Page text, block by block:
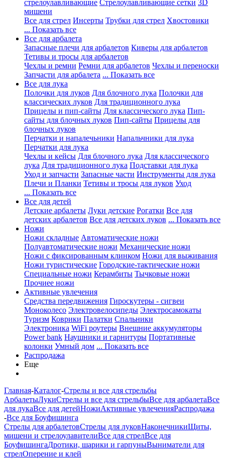
стрелоулавливающие Стрелоулавливающие сетки 3D
мишени
Все для стрел Инсерты Трубки для стрел Хвостовики
... Показать все
Все для арбалета
Запасные плечи для арбалетов Киверы для арбалетов
Тетивы и тросы для арбалетов
Чехлы и ремни Ремни для арбалетов Чехлы и переноски
Запчасти для арбалета ... Показать все
Все для лука
Полочки для луков Для блочного лука Полочки для
классических луков Для традиционного лука
Прицелы и пип-сайты Для классического лука Пип-
сайты для блочных луков Пип-сайты Прицелы для
блочных луков
Перчатки и напалечьники Напальчники для лука
Перчатки для лука
Чехлы и кейсы Для блочного лука Для классического
лука Для традиционного лука Подставки для лука
Уход и запчасти Запасные части Инструменты для лука
Плечи и Планки Тетивы и тросы для луков Уход
... Показать все
Все для детей
Детские арбалеты Луки детские Рогатки Все для
детских арбалетов Все для детских луков ... Показать все
Ножи
Ножи складные Автоматические ножи
Полуавтоматические ножи Механические ножи
Ножи с фиксированным клинком Ножи для выживания
Ножи туристические Городские-тактические ножи
Специальные ножи Керамбиты Тычковые ножи
Прочиее ножи
Активные увлечения
Средства передвижения Гироскутеры - сигвеи
Моноколесо Электровелосипеды Электросамокаты
Туризм Коврики Палатки Спальники
Электроника WiFi роутеры Внешние аккумуляторы
Power bank Наушники и гарнитуры Портативные
колонки Умный дом ... Показать все
Распродажа
Еще
Главная-Каталог-Стрелы и все для стрельбы
АрбалетыЛукиСтрелы и все для стрельбыВсе для арбалетаВсе
для лукаВсе для детейНожиАктивные увлеченияРаспродажа
-Все для Боуфишинга
Стрелы для арбалетовСтрелы для луковНаконечникиЩиты,
мишени и стрелоулавителиВсе для стрелВсе для
БоуфишингаДротики, шарики и гарпуныВыниматели для
стрелОперение и клей